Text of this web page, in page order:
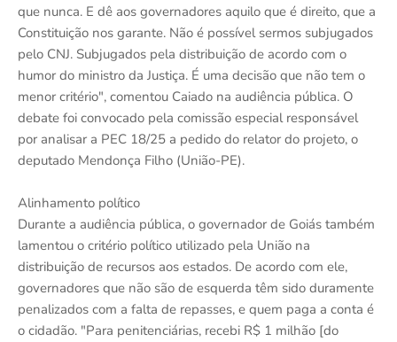
que nunca. E dê aos governadores aquilo que é direito, que a
Constituição nos garante. Não é possível sermos subjugados
pelo CNJ. Subjugados pela distribuição de acordo com o
humor do ministro da Justiça. É uma decisão que não tem o
menor critério", comentou Caiado na audiência pública. O
debate foi convocado pela comissão especial responsável
por analisar a PEC 18/25 a pedido do relator do projeto, o
deputado Mendonça Filho (União-PE).
Alinhamento político
Durante a audiência pública, o governador de Goiás também
lamentou o critério político utilizado pela União na
distribuição de recursos aos estados. De acordo com ele,
governadores que não são de esquerda têm sido duramente
penalizados com a falta de repasses, e quem paga a conta é
o cidadão. "Para penitenciárias, recebi R$ 1 milhão [do